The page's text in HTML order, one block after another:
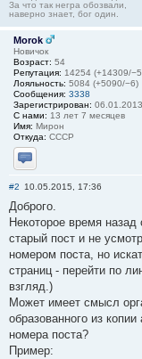
За что так негра обозвали,
наверно знает, бог один.
Morok
Новичок
Возраст: 54
Репутация: 14254 (+14309/
Лояльность: 5084 (+5090/−6)
Сообщения: 3338
Зарегистрирован: 06.01.2013
С нами: 13 лет 7 месяцев
Имя: Мирон
Откуда: СССР
Отправить личное
#2 10.05.2015, 17:36
Доброго.
Некоторое время
старый пост и не
номером поста, но
страниц - перейти по
взгляд.)
Может имеет смысл
образованного из
номера поста?
Пример: